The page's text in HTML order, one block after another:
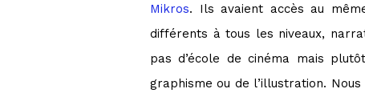
Mikros. Ils avaient accès au
différents à tous les niveaux,
pas d’école de cinéma mais
graphisme ou de l’illustration.